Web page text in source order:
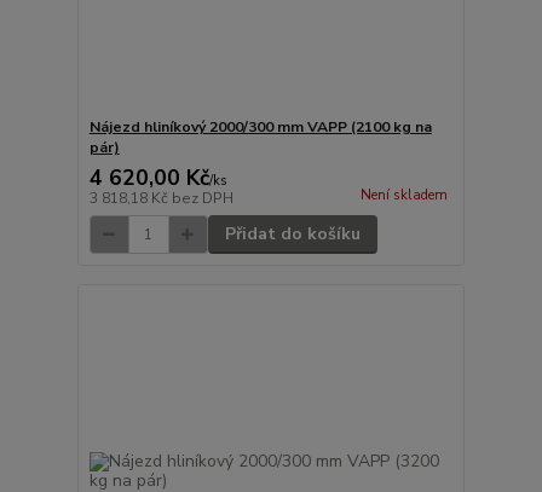
Nájezd hliníkový 2000/300 mm VAPP (2100 kg na
pár)
4 620,00 Kč/ks
3 818,18 Kč bez DPH Není skladem
Přidat do košíku